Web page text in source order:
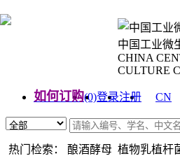
中国工业微
CHINA
CULTURE
如何订购(0)登录注册
CN
热门检索： 酿酒酵母 植物乳植杆